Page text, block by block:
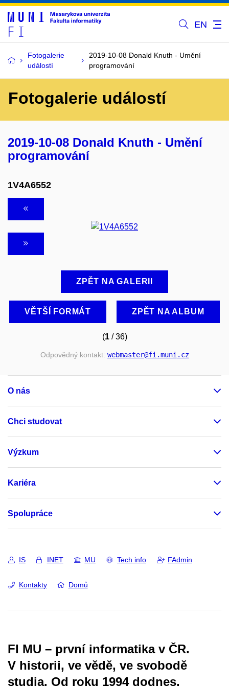
EN
Fotogalerie
událostí
2019-10-08 Donald Knuth - Umění
programování
Fotogalerie událostí
2019-10-08 Donald Knuth - Umění
programování
1V4A6552
ZPĚT NA GALERII
VĚTŠÍ FORMÁT ZPĚT NA ALBUM
(1/ 36)
Odpovědný kontakt: webmaster@fi.muni.cz
O nás
Chci studovat
Výzkum
Kariéra
Spolupráce
IS INET MU Tech info FAdmin
Kontakty Domů
FI MU – první informatika v ČR.
V historii, ve vědě, ve svobodě
studia. Od roku 1994 dodnes.